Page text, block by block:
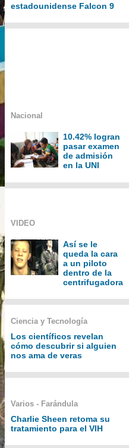
estadounidense Falcon 9
Nacional
10.42% logran
pasar examen
de admisión
en la UNI
VIDEO
Así se le
queda la cara
a un piloto
dentro de la
centrifugadora
Ciencia y Tecnología
Los científicos revelan
cómo descubrir si alguien
nos ama de veras
Varios - Farándula
Charlie Sheen retoma su
tratamiento para el VIH